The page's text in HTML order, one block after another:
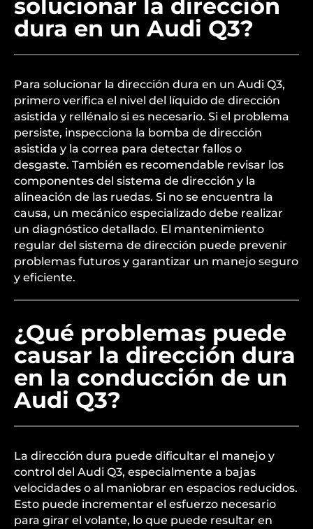
solucionar la dirección
dura en un Audi Q3?
Para solucionar la dirección dura en un Audi Q3,
primero verifica el nivel del líquido de dirección
asistida y rellénalo si es necesario. Si el problema
persiste, inspecciona la bomba de dirección
asistida y la correa para detectar fallos o
desgaste. También es recomendable revisar los
componentes del sistema de dirección y la
alineación de las ruedas. Si no se encuentra la
causa, un mecánico especializado debe realizar
un diagnóstico detallado. El mantenimiento
regular del sistema de dirección puede prevenir
problemas futuros y garantizar un manejo seguro
y eficiente.
¿Qué problemas puede
causar la dirección dura
en la conducción de un
Audi Q3?
La dirección dura puede dificultar el manejo y
control del Audi Q3, especialmente a bajas
velocidades o al maniobrar en espacios reducidos.
Esto puede incrementar el esfuerzo necesario
para girar el volante, lo que puede resultar en